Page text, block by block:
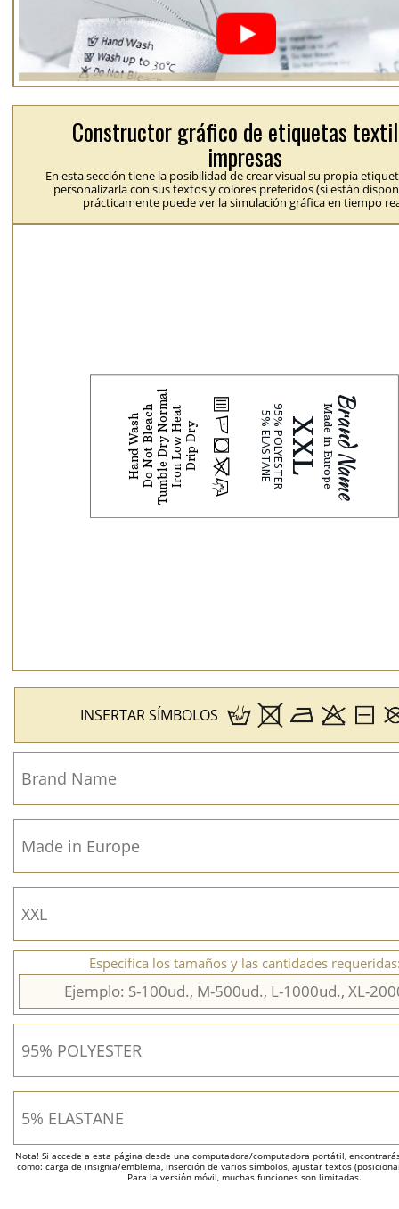
Constructor gráfico de etiquetas
impresas
En esta sección tiene la posibilidad de crear visual su propia
personalizarla con sus textos y colores preferidos (si están
prácticamente puede ver la simulación gráfica en tiempo
Hand WashDo Not BleachTumble Dry NormalIron Low HeatDrip Dry
H
p
j
N
b
INSERTAR SÍMBOLOS
Especifica los tamaños y las cantidades
Nota! Si accede a esta página desde una computadora/computadora portátil,
como: carga de insignia/emblema, inserción de varios símbolos, ajustar textos
Para la versión móvil, muchas funciones son limitadas.